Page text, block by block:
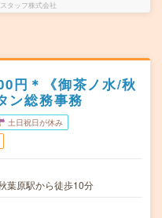
タッフ株式会社
円＊《御茶ノ水/秋
ン総務事務
土日祝日が休み
葉原駅から徒歩10分